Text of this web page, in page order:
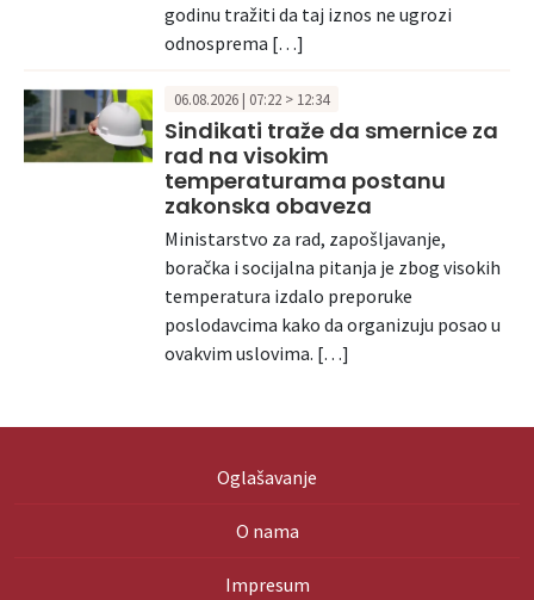
godinu tražiti da taj iznos ne ugrozi
odnosprema […]
06.08.2026 | 07:22 > 12:34
Sindikati traže da smernice za
rad na visokim
temperaturama postanu
zakonska obaveza
Ministarstvo za rad, zapošljavanje,
boračka i socijalna pitanja je zbog visokih
temperatura izdalo preporuke
poslodavcima kako da organizuju posao u
ovakvim uslovima. […]
Oglašavanje
O nama
Impresum